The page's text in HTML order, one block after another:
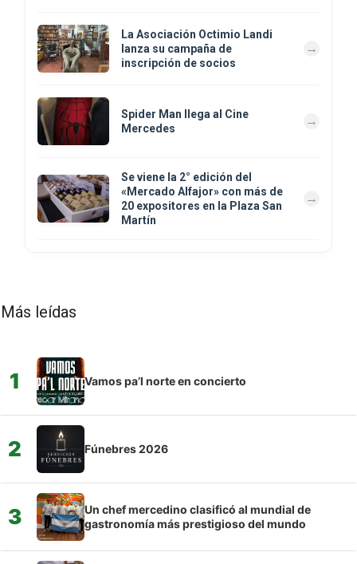
La Asociación Octimio Landi
lanza su campaña de
inscripción de socios
Spider Man llega al Cine
Mercedes
Se viene la 2° edición del
«Mercado Alfajor» con más de
20 expositores en la Plaza San
Martín
Más leídas
1 Vamos pa’l norte en concierto
2 Fúnebres 2026
3
Un chef mercedino clasificó al mundial de
gastronomía más prestigioso del mundo